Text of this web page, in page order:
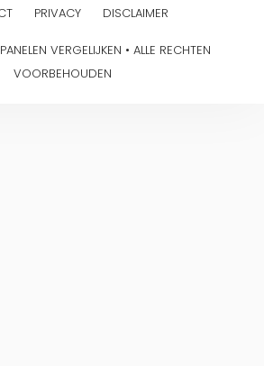
PRIVACY DISCLAIMER
VERGELIJKEN • ALLE RECHTEN
VOORBEHOUDEN